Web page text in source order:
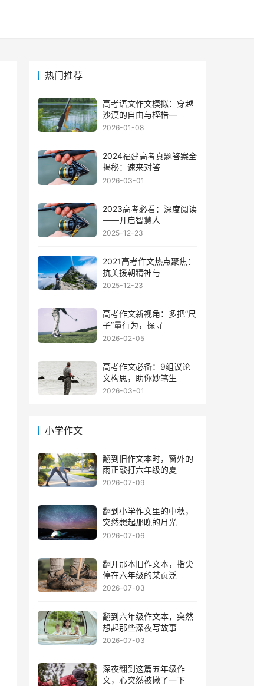
热门推荐
高考语文作文模拟：穿越
沙漠的自由与桎梏—
2026-01-08
2024福建高考真题答案全
揭秘：速来对答
2026-03-01
2023高考必看：深度阅读
——开启智慧人
2025-12-23
2021高考作文热点聚焦：
抗美援朝精神与
2025-12-23
高考作文新视角：多把“尺
子”量行为，探寻
2026-02-05
高考作文必备：9组议论
文构思，助你妙笔生
2026-03-01
小学作文
翻到旧作文本时，窗外的
雨正敲打六年级的夏
2026-07-09
翻到小学作文里的中秋，
突然想起那晚的月光
2026-07-06
翻开那本旧作文本，指尖
停在六年级的某页泛
2026-07-03
翻到六年级作文本，突然
想起那些深夜写故事
2026-07-03
深夜翻到这篇五年级作
文，心突然被揪了一下